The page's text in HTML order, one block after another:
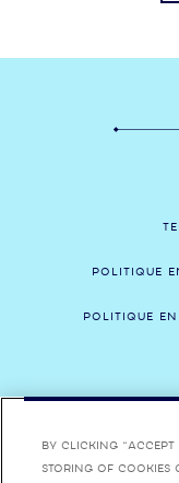
POLITIQUE
POLITIQUE
By clicking
storing of cookies